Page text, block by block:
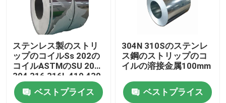
ステンレス製のストリ
ップのコイルSs 202の
コイルASTMのSU 201
304 316 316L 410 430
ベストプライス
304N 310Sのステンレ
ス鋼のストリップのコ
イルの溶接金属100mm
ベストプライス